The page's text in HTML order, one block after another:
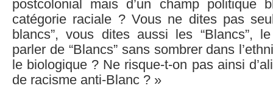
postcolonial mais d’un champ politique
catégorie raciale ? Vous ne dites pas
blancs”, vous dites aussi les “Blancs”,
parler de “Blancs” sans sombrer dans
le biologique ? Ne risque-t-on pas ainsi
de racisme anti-Blanc ? »